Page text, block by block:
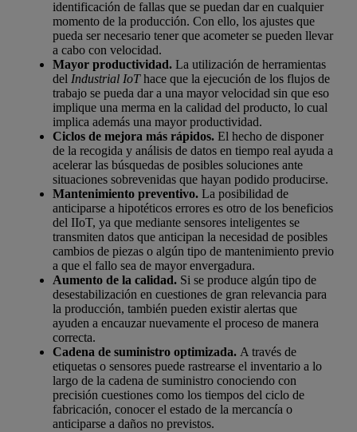
identificación de fallas que se puedan dar en cualquier
momento de la producción. Con ello, los ajustes que
pueda ser necesario tener que acometer se pueden llevar
a cabo con velocidad.
Mayor productividad. La utilización de herramientas
del Industrial IoThace que la ejecución de los flujos de
trabajo se pueda dar a una mayor velocidad sin que eso
implique una merma en la calidad del producto, lo cual
implica además una mayor productividad.
Ciclos de mejora más rápidos. El hecho de disponer
de la recogida y análisis de datos en tiempo real ayuda a
acelerar las búsquedas de posibles soluciones ante
situaciones sobrevenidas que hayan podido producirse.
Mantenimiento preventivo. La posibilidad de
anticiparse a hipotéticos errores es otro de los beneficios
del IIoT, ya que mediante sensores inteligentes se
transmiten datos que anticipan la necesidad de posibles
cambios de piezas o algún tipo de mantenimiento previo
a que el fallo sea de mayor envergadura.
Aumento de la calidad. Si se produce algún tipo de
desestabilización en cuestiones de gran relevancia para
la producción, también pueden existir alertas que
ayuden a encauzar nuevamente el proceso de manera
correcta.
Cadena de suministro optimizada. A través de
etiquetas o sensores puede rastrearse el inventario a lo
largo de la cadena de suministro conociendo con
precisión cuestiones como los tiempos del ciclo de
fabricación, conocer el estado de la mercancía o
anticiparse a daños no previstos.